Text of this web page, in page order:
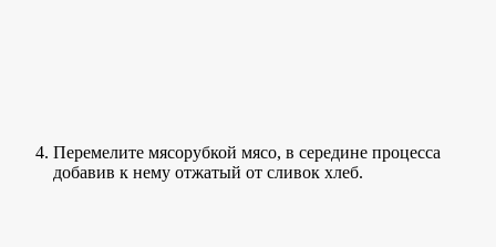
Перемелите мясорубкой мясо, в середине процесса
добавив к нему отжатый от сливок хлеб.